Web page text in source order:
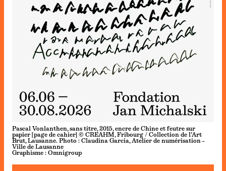
Pascal Vonlanthen, sans titre, 2015, encre de Chine et feutre sur
papier [page de cahier] © CREAHM, Fribourg / Collection de l’Art
Brut, Lausanne. Photo : Claudina Garcia, Atelier de numérisation –
Ville de Lausanne
Graphisme : Omnigroup